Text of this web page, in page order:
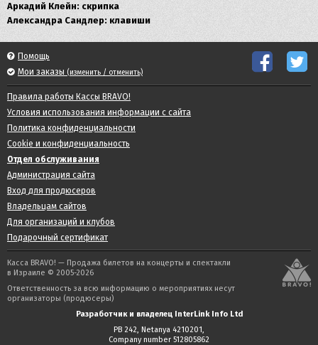
Аркадий Клейн: скрипка
Александра Сандлер: клавиши
Помощь
Мои заказы (изменить / отменить)
Правила работы Кассы BRAVO!
Условия использования информации с сайта
Политика конфиденциальности
Cookie и конфиденциальность
Отдел обслуживания
Администрация сайта
Вход для продюсеров
Владельцам сайтов
Для организаций и клубов
Подарочный сертификат
Касса BRAVO! — Продажа билетов на концерты и спектакли
в Израиле © 2005-2026
Ответственность за всю информацию о мероприятиях несут
организаторы (продюсеры)
Разработчик и владелец InterLink Info Ltd
PB 242, Netanya 4210201,
Company number 512805862